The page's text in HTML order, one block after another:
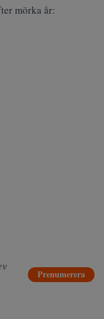
mörka år:
Prenumerera